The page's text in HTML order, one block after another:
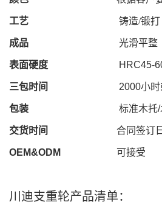
工艺 铸造/锻打
成品 光滑平整
表面硬度 HRC45-
三包时间 2000小
包装 标准木托/
交货时间 合同签订
OEM&ODM 可接受
川迪支重轮产品清单：